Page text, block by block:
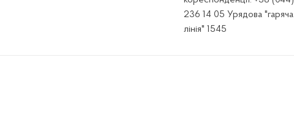
236 14 05 Урядова "гаряча
лінія" 1545